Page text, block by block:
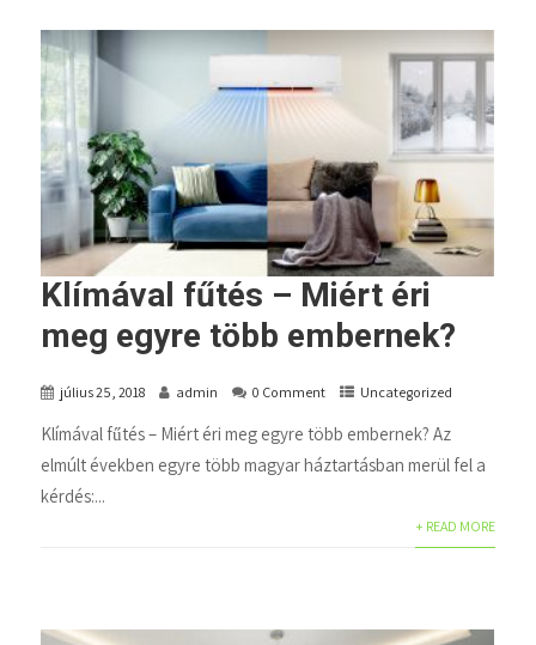
Klímával fűtés – Miért éri
meg egyre több embernek?
július 25, 2018 admin 0 Comment Uncategorized
Klímával fűtés – Miért éri meg egyre több embernek? Az
elmúlt években egyre több magyar háztartásban merül fel a
kérdés:...
+ READ MORE